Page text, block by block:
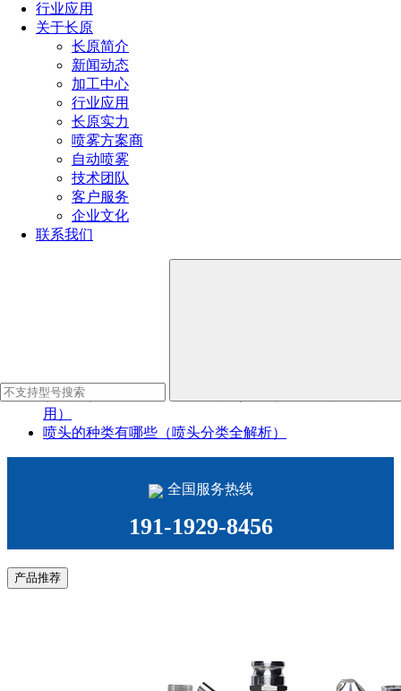
行业应用
关于长原
长原简介
新闻动态
加工中心
行业应用
长原实力
喷雾方案商
自动喷雾
技术团队
客户服务
企业文化
联系我们
4）、洗涤气体和空气，以祛除飞尘和其他燃烧产物。
点击免费获取选型方案报价
如您对长原产品有采购或者其他任何需求及疑问，请来电
或加微信沟通！电话：
上一篇：雾化喷嘴的设计特点
下一篇：雾化喷头喷嘴选型怎么选？
喷雾器喷头的种类有哪些型号（雾化喷头哪种效果最好
用）
喷头的种类有哪些（喷头分类全解析）
全国服务热线
191-1929-8456
产品推荐